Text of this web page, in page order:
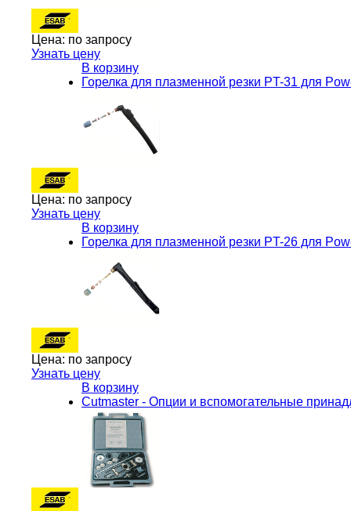
Цена: по запросу
Узнать цену
В корзину
Горелка для плазменной резки PT-31 для
Цена: по запросу
Узнать цену
В корзину
Горелка для плазменной резки PT-26 для
Цена: по запросу
Узнать цену
В корзину
Cutmaster - Опции и вспомогательные